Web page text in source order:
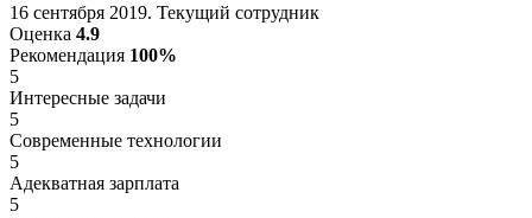
16 сентября 2019. Текущий сотрудник
Оценка 4.9
Рекомендация 100%
5
Интересные задачи
5
Современные технологии
5
Адекватная зарплата
5